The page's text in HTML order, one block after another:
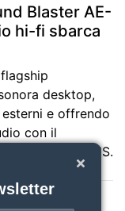
Blaster AE-
hi-fi sbarca
desktop,
e offrendo
con il
Creative NEXUS.